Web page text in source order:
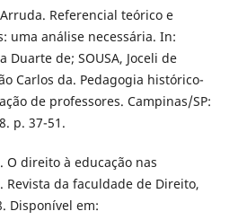
Referencial teórico e
uma análise necessária. In:
Duarte de; SOUSA, Joceli de
Carlos da. Pedagogia histórico-
de professores. Campinas/SP:
p. 37-51.
O direito à educação nas
da faculdade de Direito,
Disponível em: